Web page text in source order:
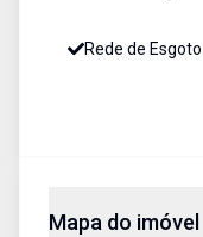
Rede de Esgoto
Mapa do imóvel